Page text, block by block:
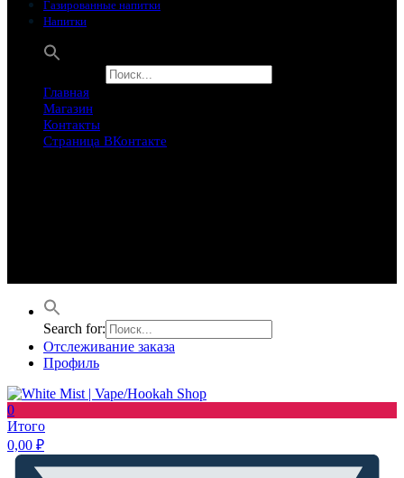
Газированные напитки
Напитки
Главная
Магазин
Контакты
Страница ВКонтакте
Search for:
Отслеживание заказа
Профиль
0
Итого
0,00 ₽